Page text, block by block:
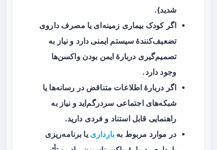
شدید).
اگر کودک بیماری زمینه‌ای یا مصرف داروی
تضعیف‌کنندهٔ سیستم ایمنی دارد و نیاز به
تصمیم‌گیری دربارهٔ ایمن بودن واکسن‌ها
وجود دارد.
اگر دربارهٔ اطلاعات متناقض در رسانه‌ها یا
شبکه‌های اجتماعی سردرگم‌اید و نیاز به
راهنمایی قابل استناد و فردی دارید.
در موارد مربوط به بارداری یا برنامه‌ریزی